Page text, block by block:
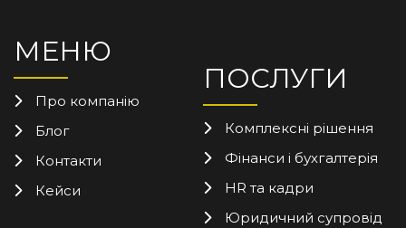
МЕНЮ
Про компанію
Блог
Контакти
Кейси
ПОСЛУГИ
Комплексні рішення
Фінанси і бухгалтерія
HR та кадри
Юридичний супровід